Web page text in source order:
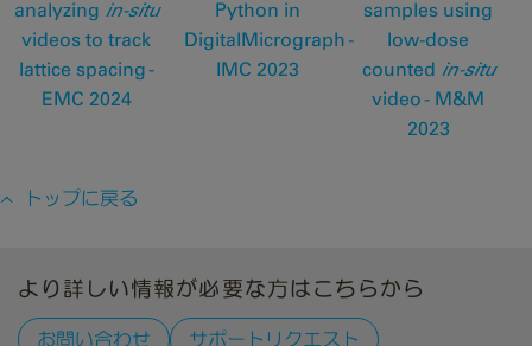
analyzing in-situ
videos to track
lattice spacing -
EMC 2024
Python in
DigitalMicrograph -
IMC 2023
samples using
low-dose
counted in-situ
video - M&M
2023
トップに戻る
より詳しい情報が必要な方はこちらから
お問い合わせ サポートリクエスト